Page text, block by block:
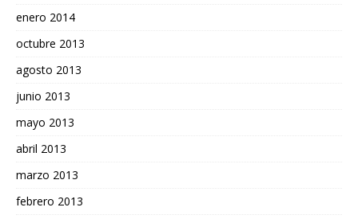
enero 2014
octubre 2013
agosto 2013
junio 2013
mayo 2013
abril 2013
marzo 2013
febrero 2013